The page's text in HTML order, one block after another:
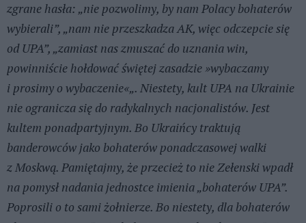
zgrane hasła: „nie pozwolimy, by nam Polacy bohaterów
wybierali”, „nam nie przeszkadza AK, więc odczepcie się
od UPA”, „zamiast nas zmuszać do uznania win,
powinniście hołdować świętej zasadzie »wybaczamy
i prosimy o wybaczenie«„. Niestety, kult UPA na Ukrainie
nie ogranicza się do radykalnych nacjonalistów. Jest
kultem ponadpartyjnym. Bo Ukraińcy traktują
banderowców jako bohaterów ponadczasowej walki
z Moskwą. Pamiętajmy, że przecież to nie Zełenski wpadł
na pomysł nadania jednostce imienia „bohaterów UPA”.
Poprosili o to sami żołnierze. Bo niestety, dla bohaterów